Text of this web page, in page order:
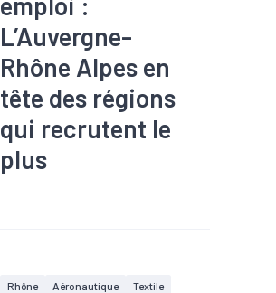
L’Auvergne-
Rhône Alpes en
tête des régions
qui recrutent le
plus
Rhône Aéronautique
Textile